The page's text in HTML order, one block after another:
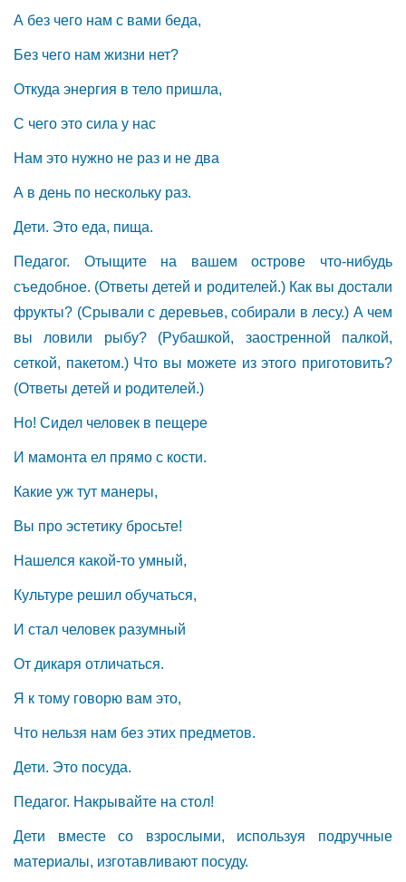
А без чего нам с вами беда,
Без чего нам жизни нет?
Откуда энергия в тело пришла,
С чего это сила у нас
Нам это нужно не раз и не два
А в день по нескольку раз.
Дети. Это еда, пища.
Педагог. Отыщите на вашем острове что-нибудь
съедобное. (Ответы детей и родителей.) Как вы достали
фрукты? (Срывали с деревьев, собирали в лесу.) А чем
вы ловили рыбу? (Рубашкой, заостренной палкой,
сеткой, пакетом.) Что вы можете из этого приготовить?
(Ответы детей и родителей.)
Но! Сидел человек в пещере
И мамонта ел прямо с кости.
Какие уж тут манеры,
Вы про эстетику бросьте!
Нашелся какой-то умный,
Культуре решил обучаться,
И стал человек разумный
От дикаря отличаться.
Я к тому говорю вам это,
Что нельзя нам без этих предметов.
Дети. Это посуда.
Педагог. Накрывайте на стол!
Дети вместе со взрослыми, используя подручные
материалы, изготавливают посуду.